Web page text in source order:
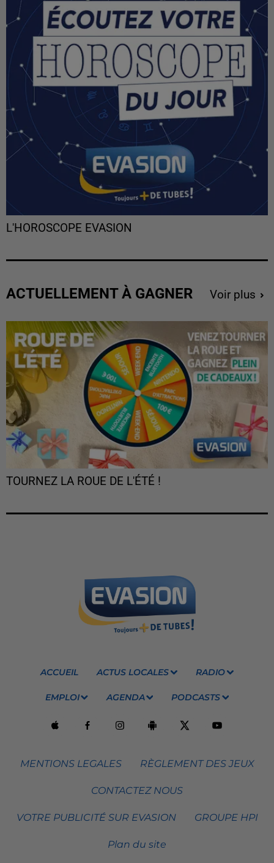
L'HOROSCOPE EVASION
ACTUELLEMENT À GAGNER Voir plus
TOURNEZ LA ROUE DE L'ÉTÉ !
ACCUEIL ACTUS LOCALES RADIO
EMPLOI AGENDA PODCASTS
MENTIONS LEGALES RÈGLEMENT DES JEUX
CONTACTEZ NOUS
VOTRE PUBLICITÉ SUR EVASION GROUPE HPI
Plan du site